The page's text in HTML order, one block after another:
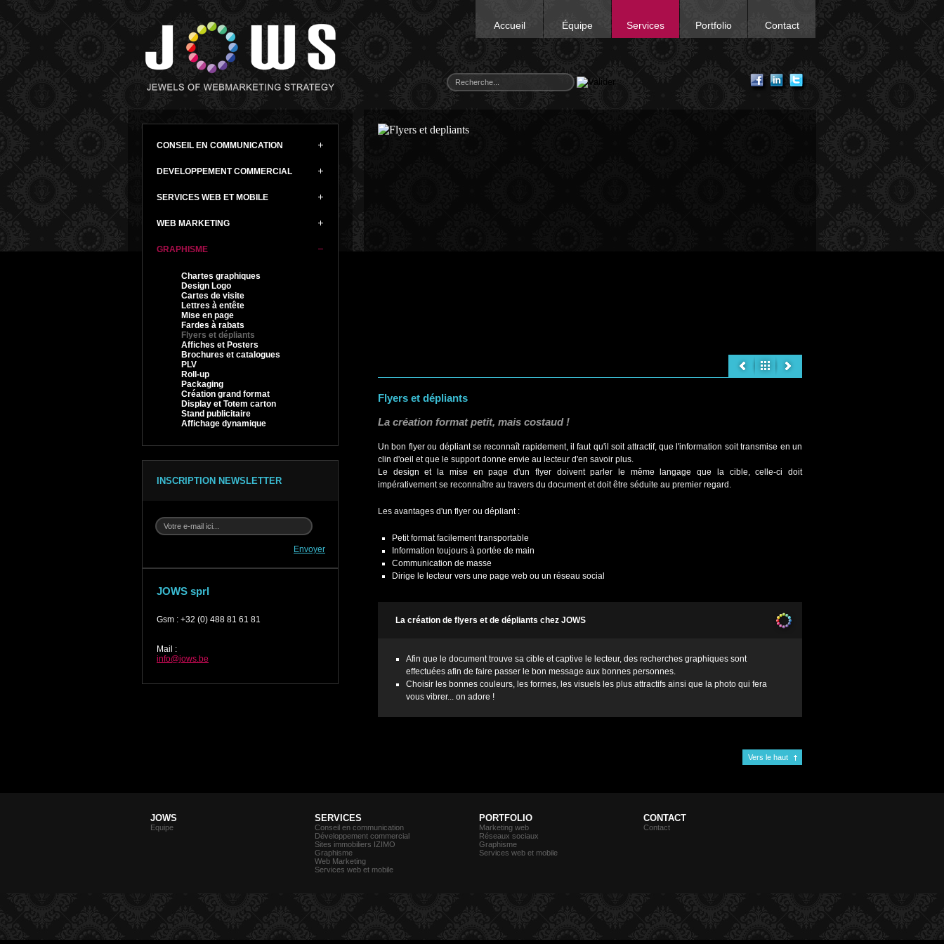
Accueil Équipe Services Portfolio Contact
CONSEIL EN COMMUNICATION
DEVELOPPEMENT COMMERCIAL
SERVICES WEB ET MOBILE
WEB MARKETING
GRAPHISME
Chartes graphiques
Design Logo
Cartes de visite
Lettres à entête
Mise en page
Fardes à rabats
Flyers et dépliants
Affiches et Posters
Brochures et catalogues
PLV
Roll-up
Packaging
Création grand format
Display et Totem carton
Stand publicitaire
Affichage dynamique
INSCRIPTION NEWSLETTER
Envoyer
JOWS sprl
Gsm : +32 (0) 488 81 61 81
Mail :
info@jows.be
Flyers et dépliants
La création format petit, mais costaud !
Un bon flyer ou dépliant se reconnaît rapidement, il faut qu'il soit attractif, que l'information soit transmise en un
clin d'oeil et que le support donne envie au lecteur d'en savoir plus.
Le design et la mise en page d'un flyer doivent parler le même langage que la cible, celle-ci doit
impérativement se reconnaître au travers du document et doit être séduite au premier regard.
Les avantages d'un flyer ou dépliant :
Petit format facilement transportable
Information toujours à portée de main
Communication de masse
Dirige le lecteur vers une page web ou un réseau social
La création de flyers et de dépliants chez JOWS
Afin que le document trouve sa cible et captive le lecteur, des recherches graphiques sont
effectuées afin de faire passer le bon message aux bonnes personnes.
Choisir les bonnes couleurs, les formes, les visuels les plus attractifs ainsi que la photo qui fera
vous vibrer... on adore !
Vers le haut
JOWS
Equipe
SERVICES
Conseil en communication
Développement commercial
Sites immobiliers IZIMO
Graphisme
Web Marketing
Services web et mobile
PORTFOLIO
Marketing web
Réseaux sociaux
Graphisme
Services web et mobile
CONTACT
Contact